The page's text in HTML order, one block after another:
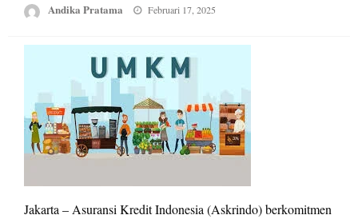
Andika Pratama
Posted
Februari 17, 2025
Jakarta – Asuransi Kredit Indonesia (Askrindo) berkomitmen